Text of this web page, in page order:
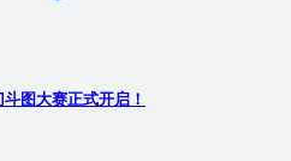
图大赛正式开启！